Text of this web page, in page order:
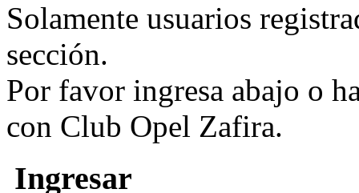
Solamente usuarios
sección.
Por favor ingresa abajo o
con Club Opel Zafira.
Ingresar